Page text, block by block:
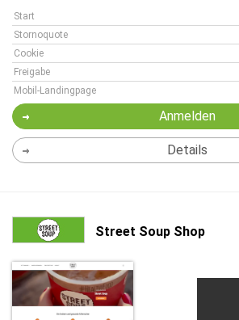
Start
Stornoquote
Cookie
Freigabe
Mobil-Landingpage
Anmelden
Details
Street Soup Shop